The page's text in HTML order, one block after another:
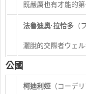
既嚴厲也有才能的
法魯迪奧·拉恰多 （
灑脫的交際者ウェ
公國
​柯迪利婭 （コーデ